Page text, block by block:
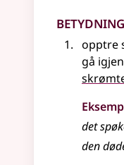
opptre
gå igjen
det
den